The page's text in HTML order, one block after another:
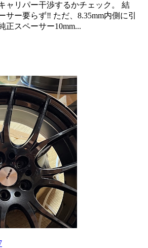
ャリパー干渉するかチェック。 結
サー要らず‼️ ただ、8.35mm内側に引
正スペーサー10mm...